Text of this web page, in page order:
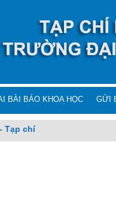
BÀI BÁO KHOA HỌC GỬI
Tạp chí